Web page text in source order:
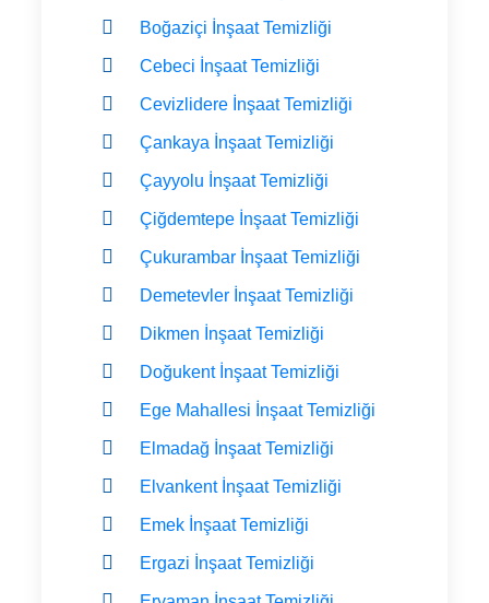
Boğaziçi İnşaat Temizliği
Cebeci İnşaat Temizliği
Cevizlidere İnşaat Temizliği
Çankaya İnşaat Temizliği
Çayyolu İnşaat Temizliği
Çiğdemtepe İnşaat Temizliği
Çukurambar İnşaat Temizliği
Demetevler İnşaat Temizliği
Dikmen İnşaat Temizliği
Doğukent İnşaat Temizliği
Ege Mahallesi İnşaat Temizliği
Elmadağ İnşaat Temizliği
Elvankent İnşaat Temizliği
Emek İnşaat Temizliği
Ergazi İnşaat Temizliği